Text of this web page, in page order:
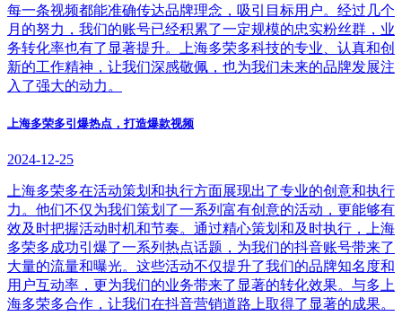
每一条视频都能准确传达品牌理念，吸引目标用户。经过几个
月的努力，我们的账号已经积累了一定规模的忠实粉丝群，业
务转化率也有了显著提升。上海多荣多科技的专业、认真和创
新的工作精神，让我们深感敬佩，也为我们未来的品牌发展注
入了强大的动力。
上海多荣多引爆热点，打造爆款视频
2024-12-25
上海多荣多在活动策划和执行方面展现出了专业的创意和执行
力。他们不仅为我们策划了一系列富有创意的活动，更能够有
效及时把握活动时机和节奏。通过精心策划和及时执行，上海
多荣多成功引爆了一系列热点话题，为我们的抖音账号带来了
大量的流量和曝光。这些活动不仅提升了我们的品牌知名度和
用户互动率，更为我们的业务带来了显著的转化效果。与多上
海多荣多合作，让我们在抖音营销道路上取得了显著的成果。